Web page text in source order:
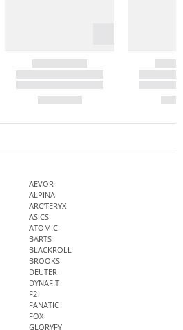
AEVOR
ALPINA
ARC'TERYX
ASICS
ATOMIC
BARTS
BLACKROLL
BROOKS
DEUTER
DYNAFIT
F2
FANATIC
FOX
GLORYFY